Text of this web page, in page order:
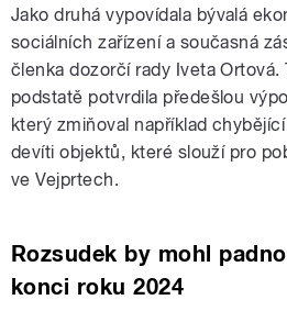
Jako druhá vypovídala bývalá
sociálních zařízení a současná
členka dozorčí rady Iveta Ortová.
podstatě potvrdila předešlou
který zmiňoval například
devíti objektů, které slouží pro
ve Vejprtech.
Rozsudek by mohl
konci roku 2024